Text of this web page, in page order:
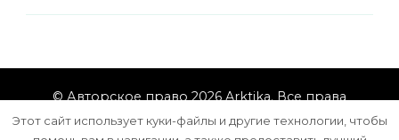
© Авторское право 2026Arktika. Все права
защищены.Vilva | РазработанаBlossom Themes.
Этот сайт использует куки-файлы и другие технологии, чтобы